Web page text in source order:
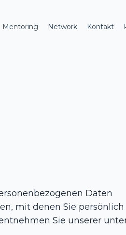
Mentoring Network Kontakt
Daten
mit denen Sie persönlich
Sie unserer